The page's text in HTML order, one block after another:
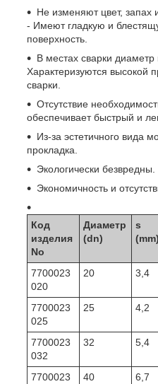
Не изменяют цвет, запах
- Имеют гладкую и
поверхность.
В местах сварки диаметр
Характеризуются высокой
сварки.
Отсутствие
обеспечивает быстрый и
Из-за эстетичного вида
прокладка.
Экологически безвредны.
Экономичность и
Код
изделия
No
Диаметр
(dn)
s
(mm)
7700023
020
20 3,4
7700023
025
25 4,2
7700023
032
32 5,4
7700023
40 6,7